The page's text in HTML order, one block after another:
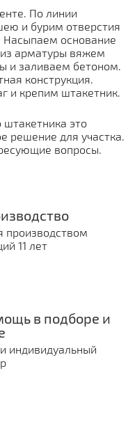
По линии
и бурим отверстия
Насыпаем основание
арматуры вяжем
и заливаем бетоном.
конструкция.
и крепим штакетник.
это
решение для участка.
вопросы.
11 лет
в подборе и
индивидуальный